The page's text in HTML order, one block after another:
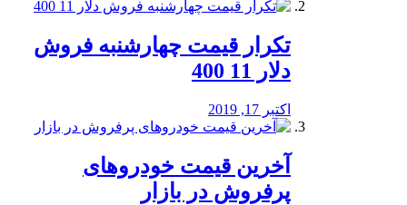
تکرار قیمت چهارشنبه فروش
دلار 11 400
اکتبر 17, 2019
آخرین قیمت خودرو‌های
پرفروش در بازار